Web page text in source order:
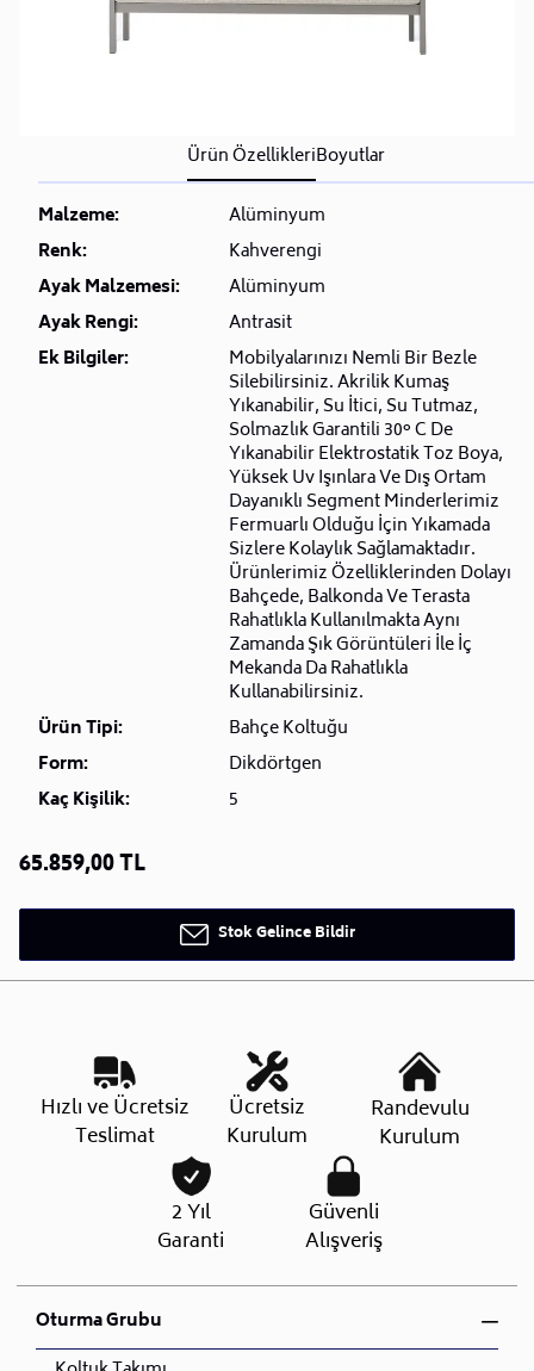
Ürün ÖzellikleriBoyutlar
Malzeme:
Alüminyum
Renk:
Kahverengi
Ayak Malzemesi:
Alüminyum
Ayak Rengi:
Antrasit
Ek Bilgiler:
Mobilyalarınızı Nemli Bir Bezle
Silebilirsiniz. Akrilik Kumaş
Yıkanabilir, Su İtici, Su Tutmaz,
Solmazlık Garantili 30° C De
Yıkanabilir Elektrostatik Toz Boya,
Yüksek Uv Işınlara Ve Dış Ortam
Dayanıklı Segment Minderlerimiz
Fermuarlı Olduğu İçin Yıkamada
Sizlere Kolaylık Sağlamaktadır.
Ürünlerimiz Özelliklerinden Dolayı
Bahçede, Balkonda Ve Terasta
Rahatlıkla Kullanılmakta Aynı
Zamanda Şık Görüntüleri İle İç
Mekanda Da Rahatlıkla
Kullanabilirsiniz.
Ürün Tipi:
Bahçe Koltuğu
Form:
Dikdörtgen
Kaç Kişilik:
5
65.859,00 TL
Stok Gelince Bildir
Hızlı ve Ücretsiz
Teslimat
Ücretsiz
Kurulum
Randevulu
Kurulum
2 Yıl
Garanti
Güvenli
Alışveriş
Oturma Grubu